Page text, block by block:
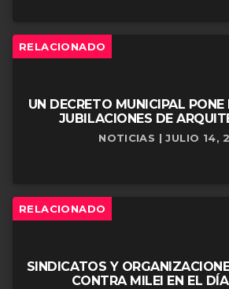
RELACIONADO
UN DECRETO MUNICIPAL PONE
JUBILACIONES DE
NOTICIAS | JULIO 14,
RELACIONADO
SINDICATOS Y
CONTRA MILEI EN EL